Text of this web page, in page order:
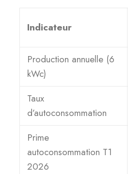
Indicateur
Production annuelle (6
kWc)
Taux
d’autoconsommation
Prime
autoconsommation T1
2026